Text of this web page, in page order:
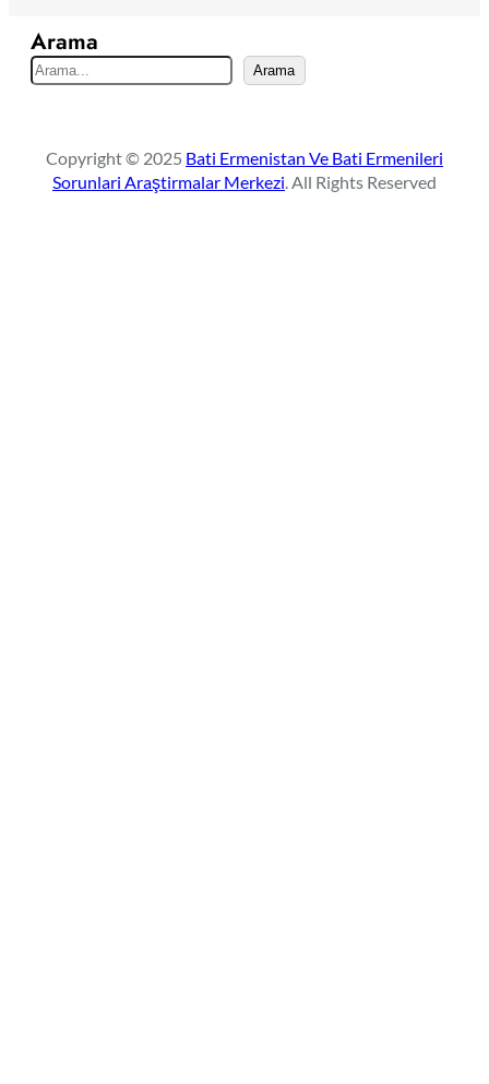
Arama
e
c
h
Arama
Copyright © 2025 Bati Ermenistan Ve Bati Ermenileri
Sorunlari Araştirmalar Merkezi. All Rights Reserved